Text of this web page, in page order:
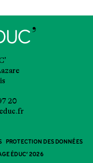
20
PROTECTION DES DONNÉES
ÉDUC’ 2026